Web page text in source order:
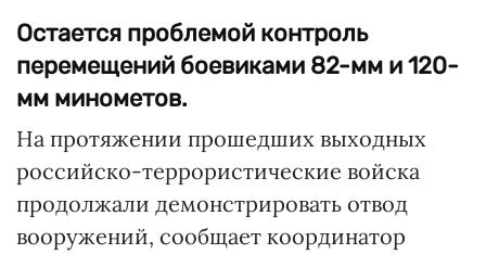
Остается проблемой контроль
перемещений боевиками 82-мм и 120-
мм минометов.
На протяжении прошедших выходных
российско-террористические войска
продолжали демонстрировать отвод
вооружений, сообщает координатор